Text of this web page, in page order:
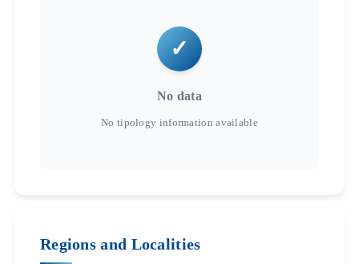
No data
Regions and Localities